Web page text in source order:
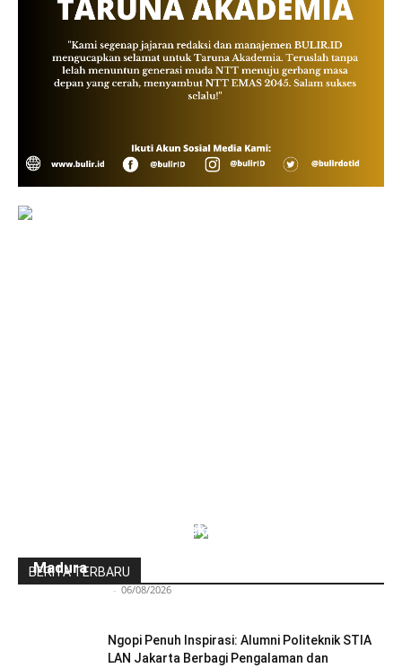
BERITA TERBARU
Indonesia-Tiongkok Teken MoU
Madura
- 06/08/2026
Ngopi Penuh Inspirasi: Alumni Politeknik STIA
LAN Jakarta Berbagi Pengalaman dan